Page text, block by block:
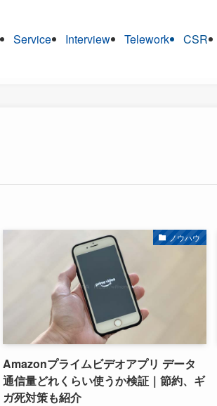
Service Interview Telework CSR
ノウハウ
Amazonプライムビデオアプリ データ
通信量どれくらい使うか検証｜節約、ギ
ガ死対策も紹介